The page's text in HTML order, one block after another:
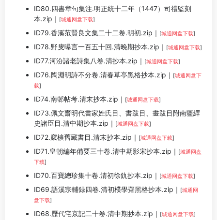
ID80.四書章句集注.明正統十二年（1447）司禮監刻
本.zip｜ [城通网盘下载]
ID79.香溪范賢良文集二十二卷.明初.zip｜ [城通网盘下载]
ID78.野叟曝言一百五十回.清晚期抄本.zip｜ [城通网盘下载]
ID77.河汾諸老詩集八卷.清抄本.zip｜ [城通网盘下载]
ID76.陶淵明詩不分卷.清春草亭黑格抄本.zip｜ [城通网盘下
载]
ID74.南邨帖考.清末抄本.zip｜ [城通网盘下载]
ID73.佩文齋明代書家姓氏目、書跋目、畫跋目附南疆繹
史諸臣目.清中期抄本.zip｜ [城通网盘下载]
ID72.窳櫎舊藏書目.清末抄本.zip｜ [城通网盘下载]
ID71.皇朝編年備要三十卷.清中期影宋抄本.zip｜ [城通网盘
下载]
ID70.百寶總珍集十卷.清初徐釚抄本.zip｜ [城通网盘下载]
ID69.語溪宗輔録四卷.清初樸學齋黑格抄本.zip｜ [城通网
盘下载]
ID68.歷代宅京記二十卷.清中期抄本.zip｜ [城通网盘下载]